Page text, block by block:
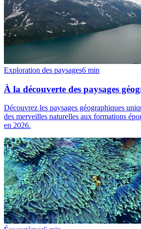
Exploration des paysages6 min
À la découverte des paysages
Découvrez les paysages géographiques
des merveilles naturelles aux formations
en 2026.